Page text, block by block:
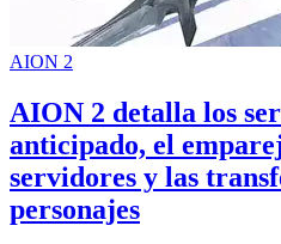
AION 2
AION 2 detalla los
anticipado, el
servidores y las
personajes